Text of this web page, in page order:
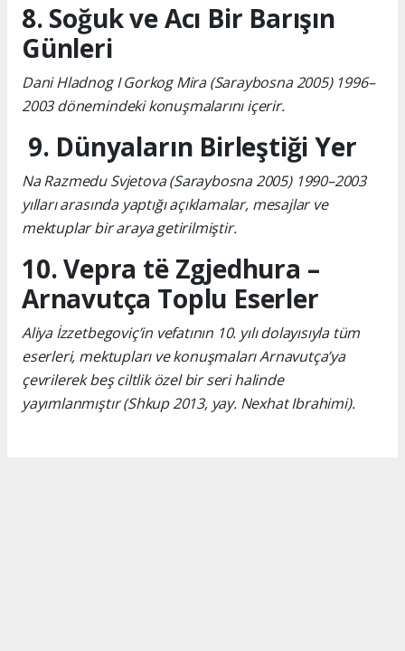
8. Soğuk ve Acı Bir Barışın
Günleri
Dani Hladnog I Gorkog Mira (Saraybosna 2005) 1996–
2003 dönemindeki konuşmalarını içerir.
9. Dünyaların Birleştiği Yer
Na Razmedu Svjetova (Saraybosna 2005) 1990–2003
yılları arasında yaptığı açıklamalar, mesajlar ve
mektuplar bir araya getirilmiştir.
10. Vepra të Zgjedhura –
Arnavutça Toplu Eserler
Aliya İzzetbegoviç’in vefatının 10. yılı dolayısıyla tüm
eserleri, mektupları ve konuşmaları Arnavutça’ya
çevrilerek beş ciltlik özel bir seri halinde
yayımlanmıştır (Shkup 2013, yay. Nexhat Ibrahimi).